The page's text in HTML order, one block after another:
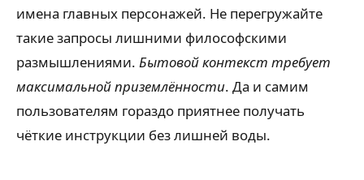
имена главных персонажей. Не перегружайте
такие запросы лишними философскими
размышлениями. Бытовой контекст требует
максимальной приземлённости. Да и самим
пользователям гораздо приятнее получать
чёткие инструкции без лишней воды.